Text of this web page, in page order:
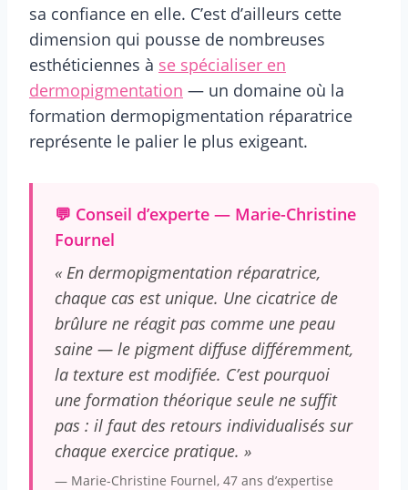
sa confiance en elle. C’est d’ailleurs cette
dimension qui pousse de nombreuses
esthéticiennes à se spécialiser en
dermopigmentation — un domaine où la
formation dermopigmentation réparatrice
représente le palier le plus exigeant.
💬 Conseil d’experte — Marie-Christine
Fournel
« En dermopigmentation réparatrice,
chaque cas est unique. Une cicatrice de
brûlure ne réagit pas comme une peau
saine — le pigment diffuse différemment,
la texture est modifiée. C’est pourquoi
une formation théorique seule ne suffit
pas : il faut des retours individualisés sur
chaque exercice pratique. »
— Marie-Christine Fournel, 47 ans d’expertise